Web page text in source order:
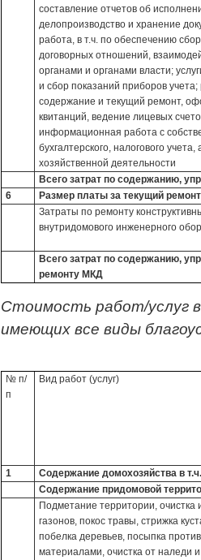
составление отчетов об
делопроизводство и хранение
работа, в т.ч. по обеспечению
договорных отношений,
органами и органами власти;
и сбор показаний приборов
содержание и текущий ремонт,
квитанций, ведение лицевых
информационная работа с
бухгалтерского, налогового
хозяйственной деятельности
Всего затрат по содержанию,
6
Размер платы за текущий
Затраты по ремонту
внутридомового инженерного
Всего затрат по содержанию,
ремонту МКД
Стоимость работ/услуг
имеющих все виды
№ п/
п
Вид работ (услуг)
1 Содержание домохозяйства в
Содержание придомовой
Подметание территории, очистка
газонов, покос травы, стрижка
побелка деревьев, посыпка
материалами, очистка от наледи и